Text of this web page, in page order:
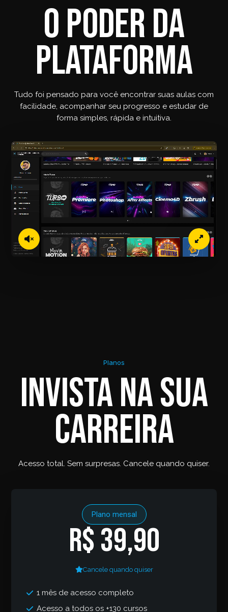
O PODER DA
PLATAFORMA
Tudo foi pensado para você encontrar suas aulas com
facilidade, acompanhar seu progresso e estudar de
forma simples, rápida e intuitiva.
Planos
Invista na sua
carreira
Acesso total. Sem surpresas. Cancele quando quiser.
Plano mensal
R$ 39,90
Cancele quando quiser
1 mês de acesso completo
Acesso a todos os +130 cursos